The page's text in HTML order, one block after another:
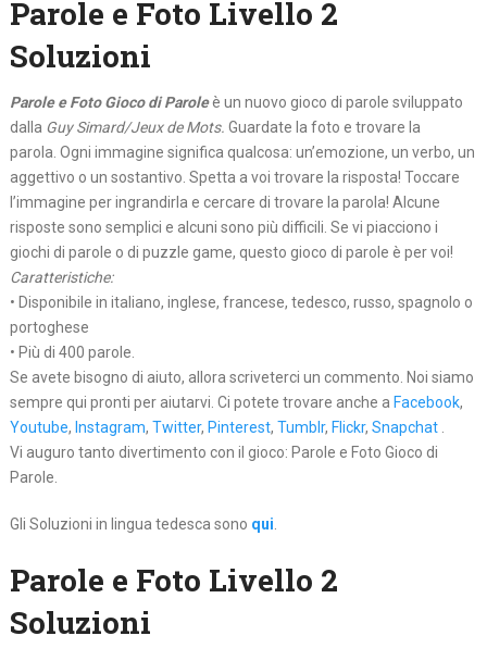
Parole e Foto Livello 2
Soluzioni
Parole e Foto Gioco di Paroleè un nuovo gioco di parole sviluppato
dalla Guy Simard/Jeux de Mots. Guardate la foto e trovare la
parola. Ogni immagine significa qualcosa: un’emozione, un verbo, un
aggettivo o un sostantivo. Spetta a voi trovare la risposta! Toccare
l’immagine per ingrandirla e cercare di trovare la parola! Alcune
risposte sono semplici e alcuni sono più difficili. Se vi piacciono i
giochi di parole o di puzzle game, questo gioco di parole è per voi!
Caratteristiche:
• Disponibile in italiano, inglese, francese, tedesco, russo, spagnolo o
portoghese
• Più di 400 parole.
Se avete bisogno di aiuto, allora scriveterci un commento. Noi siamo
sempre qui pronti per aiutarvi. Ci potete trovare anche a Facebook,
Youtube, Instagram, Twitter, Pinterest, Tumblr, Flickr, Snapchat.
Vi auguro tanto divertimento con il gioco: Parole e Foto Gioco di
Parole.
Gli Soluzioni in lingua tedesca sono qui.
Parole e Foto Livello 2
Soluzioni